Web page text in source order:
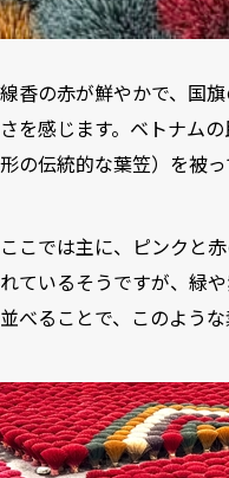
線香の赤が鮮やかで、国
さを感じます。ベトナム
形の伝統的な葉笠）を被
ここでは主に、ピンクと
れているそうですが、緑
並べることで、このよう